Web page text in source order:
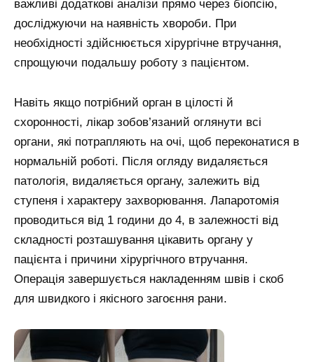
важливі додаткові аналізи прямо через біопсію,
досліджуючи на наявність хвороби. При
необхідності здійснюється хірургічне втручання,
спрощуючи подальшу роботу з пацієнтом.
Навіть якщо потрібний орган в цілості й
схоронності, лікар зобов’язаний оглянути всі
органи, які потрапляють на очі, щоб переконатися в
нормальній роботі. Після огляду видаляється
патологія, видаляється органу, залежить від
ступеня і характеру захворювання. Лапаротомія
проводиться від 1 години до 4, в залежності від
складності розташування цікавить органу у
пацієнта і причини хірургічного втручання.
Операція завершується накладенням швів і скоб
для швидкого і якісного загоєння рани.